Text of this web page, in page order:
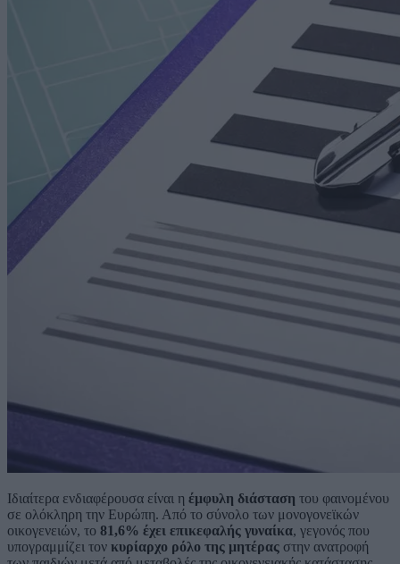
Ιδιαίτερα ενδιαφέρουσα είναι η έμφυλη διάσταση του φαινομένου
σε ολόκληρη την Ευρώπη. Από το σύνολο των μονογονεϊκών
οικογενειών, το 81,6% έχει επικεφαλής γυναίκα, γεγονός που
υπογραμμίζει τον κυρίαρχο ρόλο της μητέρας στην ανατροφή